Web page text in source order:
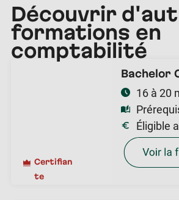
Découvrir
formations en
comptabilité
Certifian
te
Bachelor
16 à 20
Éligible